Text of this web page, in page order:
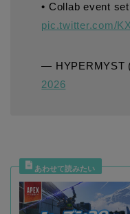
• Collab event
pic.twitter.com/
— HYPERMYST
2026